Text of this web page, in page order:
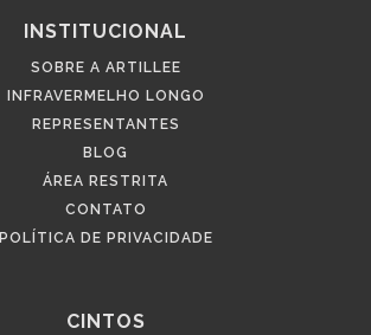
INSTITUCIONAL
SOBRE A ARTILLEE
INFRAVERMELHO LONGO
REPRESENTANTES
BLOG
ÁREA RESTRITA
CONTATO
POLÍTICA DE PRIVACIDADE
CINTOS